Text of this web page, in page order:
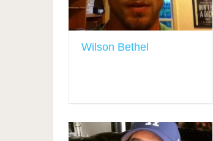
Wilson Bethel